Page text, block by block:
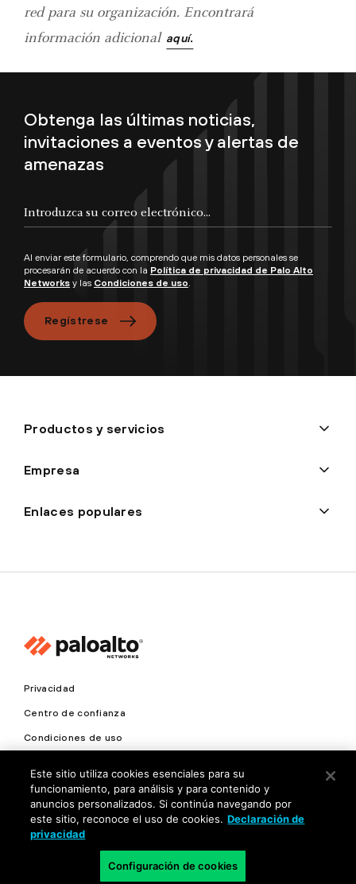
red para su organización. Encontrará
información adicional aquí.
Obtenga las últimas noticias,
invitaciones a eventos y alertas de
amenazas
Al enviar este formulario, comprendo que mis datos personales se
procesarán de acuerdo con la Política de privacidad de Palo Alto
Networks y las Condiciones de uso
Regístrese
Productos y servicios
Empresa
Enlaces populares
Privacidad
Centro de confianza
Condiciones de uso
Copyright © 2026 Palo Alto Networks. Todos los derechos
reservados
Este sitio utiliza cookies esenciales para su
funcionamiento, para análisis y para contenido y
anuncios personalizados. Si continúa navegando por
este sitio, reconoce el uso de cookies. Declaración de
privacidad
Configuración de cookies